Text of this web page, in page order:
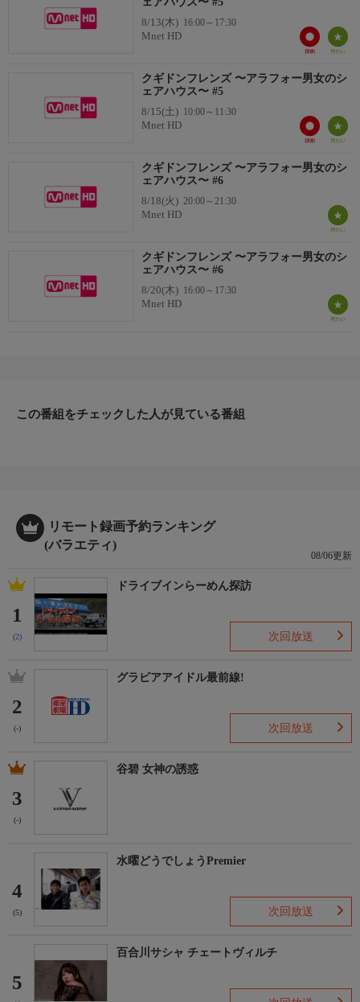
8/13(木) 16:00～17:30
Mnet HD
クギドンフレンズ 〜アラフォー男女のシ
ェアハウス〜 #5
8/15(土) 10:00～11:30
Mnet HD
クギドンフレンズ 〜アラフォー男女のシ
ェアハウス〜 #6
8/18(火) 20:00～21:30
Mnet HD
クギドンフレンズ 〜アラフォー男女のシ
ェアハウス〜 #6
8/20(木) 16:00～17:30
Mnet HD
この番組をチェックした人が見ている番組
リモート録画予約ランキング
(バラエティ)
08/06更新
1
(2)
ドライブインらーめん探訪
次回放送
2
(-)
グラビアアイドル最前線!
次回放送
3
(-)
谷碧 女神の誘惑
4
(5)
水曜どうでしょうPremier
次回放送
5
百合川サシャ チェートヴィルチ